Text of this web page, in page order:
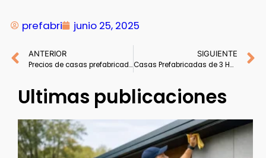
prefabri junio 25, 2025
ANTERIOR
Precios de casas prefabricadas Colombia: ¿Qué debes saber?
SIGUIENTE
Casas Prefabricadas de 3 Habitaciones: Precios y Ventajas en el Mercado Actual
Ultimas publicaciones